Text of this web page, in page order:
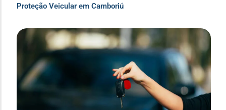
Proteção Veicular em Camboriú